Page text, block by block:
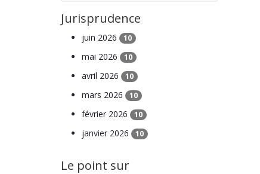
Jurisprudence
juin 2026 10
mai 2026 10
avril 2026 10
mars 2026 10
février 2026 10
janvier 2026 10
Le point sur